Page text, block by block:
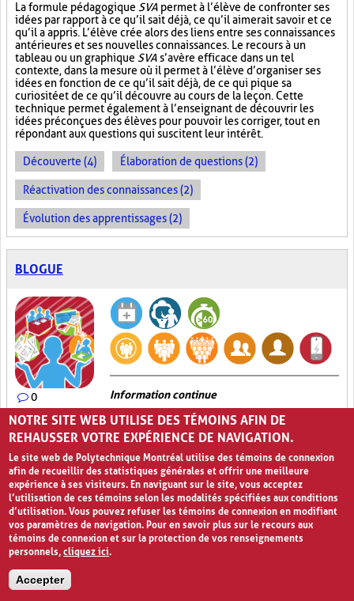
La formule pédagogique SVA permet à l’élève de confronter ses
idées par rapport à ce qu’il sait déjà, ce qu’il aimerait savoir et ce
qu’il a appris. L’élève crée alors des liens entre ses connaissances
antérieures et ses nouvelles connaissances. Le recours à un
tableau ou un graphique SVA s’avère efficace dans un tel
contexte, dans la mesure où il permet à l’élève d’organiser ses
idées en fonction de ce qu’il sait déjà, de ce qui pique sa
curiosité et de ce qu’il découvre au cours de la leçon. Cette
technique permet également à l’enseignant de découvrir les
idées préconçues des élèves pour pouvoir les corriger, tout en
répondant aux questions qui suscitent leur intérêt.
Découverte (4) Élaboration de questions (2)
Réactivation des connaissances (2)
Évolution des apprentissages (2)
BLOGUE
0 Information continue
La technique duBlogueconsiste à demander aux élèves de tenir
un journal virtuel afin de les aider à intégrer leurs apprentissages.
LeBloguepeut être utilisé de manière individuelle ou en équipe
pour présenter et synthétiser les différents concepts abordés lors
des leçons. Les informations y sont présentées sous la forme de
publications qui s'affichent en ordre chronologique inversé, c'est-
à-dire que la publication la plus récente apparaît en haut de la
page web. Les élèves peuvent intégrer à leurs publications des
hyperliens web, des images, des vidéos ou même des balados.
Cet outil permet non seulement le partage rapide des
informations entre les élèves et avec l'enseignant, mais il
encourage aussi l'interaction entre les différents intervenants
puisqu'il est possible de prévoir une section de commentaires à la
NOTRE SITE WEB UTILISE DES TÉMOINS AFIN DE
REHAUSSER VOTRE EXPÉRIENCE DE NAVIGATION.
Le site web de Polytechnique Montréal utilise des témoins de connexion
afin de recueillir des statistiques générales et offrir une meilleure
expérience à ses visiteurs. En naviguant sur le site, vous acceptez
l’utilisation de ces témoins selon les modalités spécifiées aux conditions
d’utilisation. Vous pouvez refuser les témoins de connexion en modifiant
vos paramètres de navigation. Pour en savoir plus sur le recours aux
témoins de connexion et sur la protection de vos renseignements
personnels,cliquez ici.
Accepter